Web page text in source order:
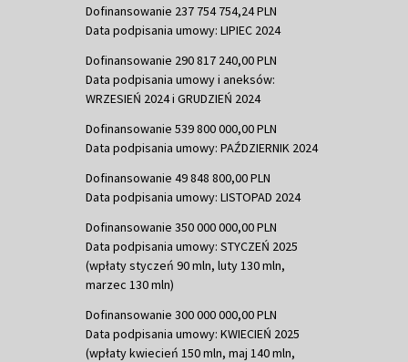
Dofinansowanie 237 754 754,24 PLN
Data podpisania umowy: LIPIEC 2024
Dofinansowanie 290 817 240,00 PLN
Data podpisania umowy i aneksów:
WRZESIEŃ 2024 i GRUDZIEŃ 2024
Dofinansowanie 539 800 000,00 PLN
Data podpisania umowy: PAŹDZIERNIK 2024
Dofinansowanie 49 848 800,00 PLN
Data podpisania umowy: LISTOPAD 2024
Dofinansowanie 350 000 000,00 PLN
Data podpisania umowy: STYCZEŃ 2025
(wpłaty styczeń 90 mln, luty 130 mln,
marzec 130 mln)
Dofinansowanie 300 000 000,00 PLN
Data podpisania umowy: KWIECIEŃ 2025
(wpłaty kwiecień 150 mln, maj 140 mln,